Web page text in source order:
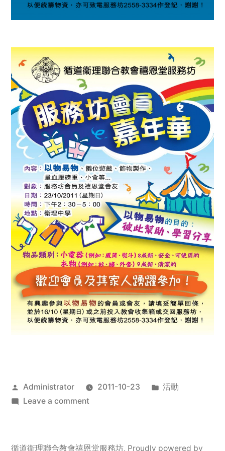
Posted
by
Administrator 2011-10-23
Posted
活動
Leave a commenton
服
循道衛理聯合教會禧恩堂服務坊, Proudly powered by